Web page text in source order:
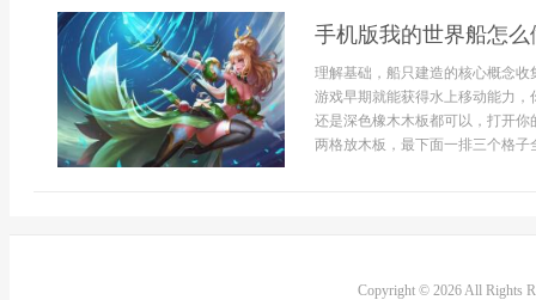
手机版我的世界船怎
理解基础，船只建造的核心概念
游戏早期就能获得水上移动能力
还是深色橡木木板都可以，打开
两格放木板，最下面一排三个格子
Copyright © 2026 All Rights